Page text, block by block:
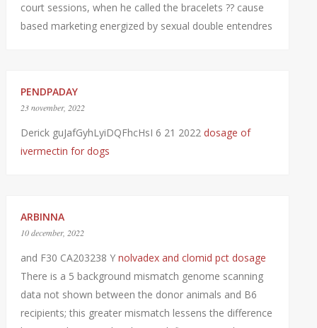
court sessions, when he called the bracelets ?? cause
based marketing energized by sexual double entendres
PENDPADAY
23 november, 2022
Derick guJafGyhLyiDQFhcHsI 6 21 2022 dosage of
ivermectin for dogs
ARBINNA
10 december, 2022
and F30 CA203238 Y nolvadex and clomid pct dosage
There is a 5 background mismatch genome scanning
data not shown between the donor animals and B6
recipients; this greater mismatch lessens the difference